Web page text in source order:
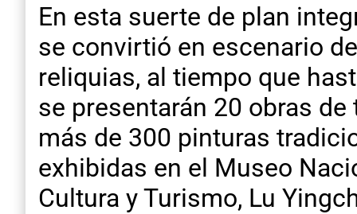
En esta suerte de plan
se convirtió en escenario
reliquias, al tiempo que
se presentarán 20 obras
más de 300 pinturas
exhibidas en el Museo
Cultura y Turismo, Lu